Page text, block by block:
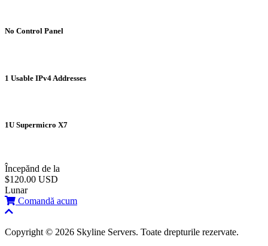
No Control Panel
1 Usable IPv4 Addresses
1U Supermicro X7
Începănd de la
$120.00 USD
Lunar
Comandă acum
Copyright © 2026 Skyline Servers. Toate drepturile rezervate.